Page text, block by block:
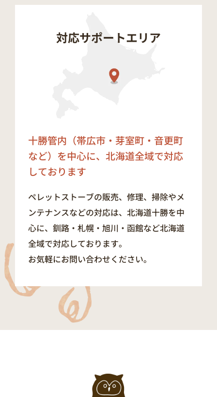
対応サポートエリア
十勝管内（帯広市・芽室町・音更町
など）を中心に、北海道全域で対応
しております
ペレットストーブの販売、修理、掃除やメ
ンテナンスなどの対応は、北海道十勝を中
心に、釧路・札幌・旭川・函館など北海道
全域で対応しております。
お気軽にお問い合わせください。